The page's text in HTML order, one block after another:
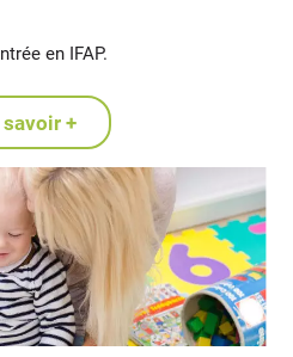
en IFAP.
savoir +